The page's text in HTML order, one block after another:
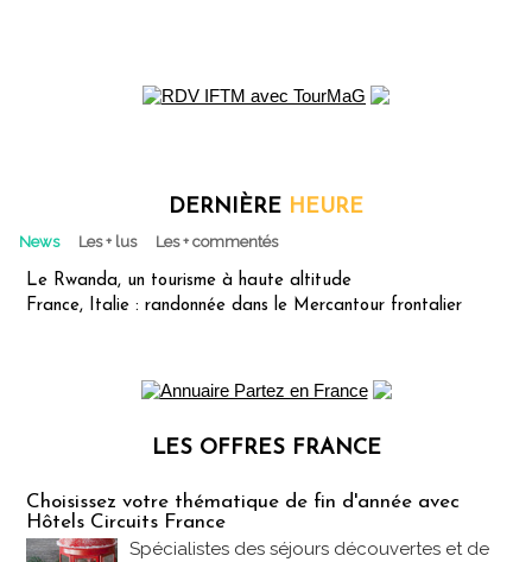
DERNIÈRE HEURE
News Les + lus Les + commentés
Le Rwanda, un tourisme à haute altitude
France, Italie : randonnée dans le Mercantour frontalier
LES OFFRES FRANCE
Choisissez votre thématique de fin d'année avec
Hôtels Circuits France
Spécialistes des séjours découvertes et de